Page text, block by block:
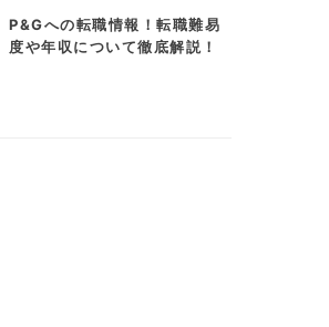
P&Gへの転職情報！転職難易
度や年収について徹底解説！